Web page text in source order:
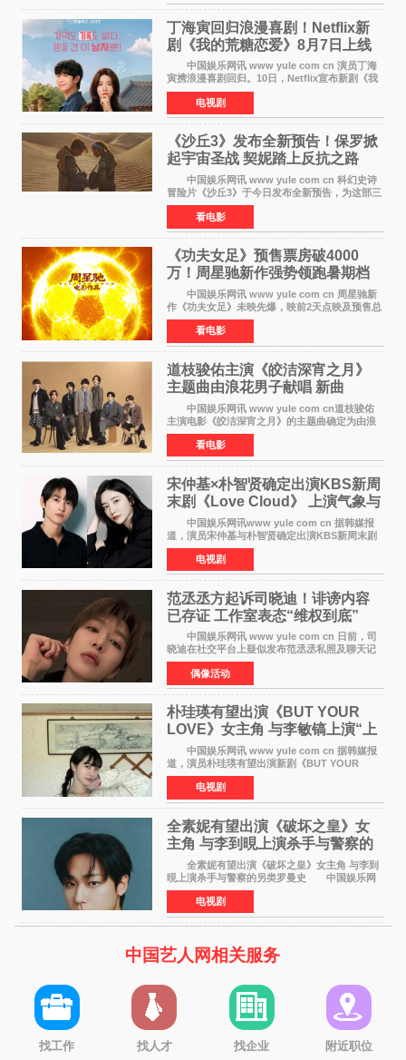
同名漫画的真
丁海寅回归浪漫喜剧！Netflix新
剧《我的荒糖恋爱》8月7日上线
中国娱乐网讯 www yule com cn 演员丁海
寅携浪漫喜剧回归。10日，Netflix宣布新剧《我
的荒糖恋爱》将于下月7日上线。 《我的荒糖
恋爱》是一部浪漫喜剧，讲述患上失忆症的检察
官高恩彩与
电视剧
《沙丘3》发布全新预告！保罗掀
起宇宙圣战 契妮踏上反抗之路
中国娱乐网讯 www yule com cn 科幻史诗
冒险片《沙丘3》于今日发布全新预告，为这部三
部曲最终章揭开神秘面纱。预告中展现了17年过
去后，保罗·厄崔迪以穆阿迪布之名登基称帝，发
动了一场
看电影
《功夫女足》预售票房破4000
万！周星驰新作强势领跑暑期档
中国娱乐网讯 www yule com cn 周星驰新
作《功夫女足》未映先爆，映前2天点映及预售总
票房已突破4000万大关，成为暑期档最受期待的
电影之一。这部融合功夫元素与足球题材的喜剧
电影，将于7月
看电影
道枝骏佑主演《皎洁深宵之月》
主题曲由浪花男子献唱 新曲
《Moonlit》预告公开
中国娱乐网讯 www yule com cn道枝骏佑
主演电影《皎洁深宵之月》的主题曲确定为由浪
花男子演唱的新曲《Moonlit》。使用该乐曲的最
新预告片也已制作完成。 本片讲述的是市村
琥珀（道枝骏佑
看电影
宋仲基×朴智贤确定出演KBS新周
末剧《Love Cloud》 上演气象与
诅咒交织的奇幻爱情
中国娱乐网讯www yule com cn 据韩媒报
道，演员宋仲基与朴智贤确定出演KBS新周末剧
《Love Cloud》，分别担任男女主角。该剧预计
将于明年播出，引发观众期待。 《Love
Cloud》讲述了一位
电视剧
范丞丞方起诉司晓迪！诽谤内容
已存证 工作室表态“维权到底”
中国娱乐网讯 www yule com cn 日前，司
晓迪在社交平台上疑似发布范丞丞私照及聊天记
录等内容，引发网络热议。大量网友对此展开讨
论，相关话题迅速登上热搜。 刚刚，范丞丞
对接号@到范
偶像活动
朴珪瑛有望出演《BUT YOUR
LOVE》女主角 与李敏镐上演“上
司竟是虚拟偶像”罗曼史
中国娱乐网讯 www yule com cn 据韩媒报
道，演员朴珪瑛有望出演新剧《BUT YOUR
LOVE》女主角，与李敏镐合作，引发关注。
朴珪瑛在剧中饰演游戏公司代理卓素娜一角。她
在忍受艰辛职场生
电视剧
全素妮有望出演《破坏之皇》女
主角 与李到晛上演杀手与警察的
另类罗曼史
全素妮有望出演《破坏之皇》女主角 与李到
晛上演杀手与警察的另类罗曼史 中国娱乐网
讯 www yule com cn 据韩媒报道，演员全素妮
有望出演新剧《破坏之皇》女主角，与李到晛合
作，引发关
电视剧
中国艺人网相关服务
找工作 找人才 找企业 附近职位